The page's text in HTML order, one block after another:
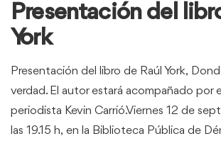
Presentación del
York
Presentación del libro de Raúl York,
verdad. El autor estará acompañado por
periodista Kevin Carrió.Viernes 12 de
las 19.15 h, en la Biblioteca Pública de